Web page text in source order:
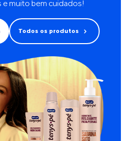
muito bem cuidados!
Todos os produtos